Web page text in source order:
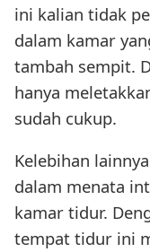
ini kalian tidak
dalam kamar
tambah sempit.
hanya
sudah cukup.
Kelebihan
dalam menata
kamar tidur.
tempat tidur ini